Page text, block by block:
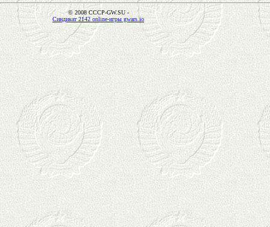
© 2008 CCCP-GW.SU -
Синдикат 2142 online-игры gwars.io